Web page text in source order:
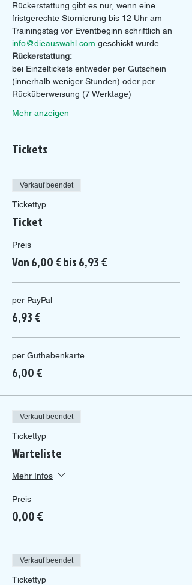
Rückerstattung gibt es nur, wenn eine
fristgerechte Stornierung bis 12 Uhr am
Trainingstag vor Eventbeginn schriftlich an
info@dieauswahl.com geschickt wurde.
Rückerstattung:
bei Einzeltickets entweder per Gutschein
(innerhalb weniger Stunden) oder per
Rücküberweisung (7 Werktage)
Mehr anzeigen
Tickets
Verkauf beendet
Tickettyp
Ticket
Preis
Von 6,00 € bis 6,93 €
per PayPal
6,93 €
per Guthabenkarte
6,00 €
Verkauf beendet
Tickettyp
Warteliste
Mehr Infos
Preis
0,00 €
Verkauf beendet
Tickettyp